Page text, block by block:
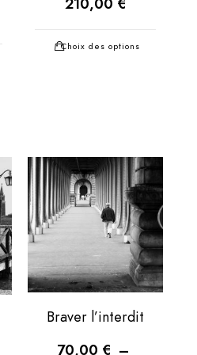
Choix des options
Braver l’interdit
70,00 € –